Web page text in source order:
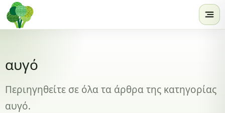
Skip to content
αυγό
Περιηγηθείτε σε όλα τα άρθρα της κατηγορίας
αυγό.